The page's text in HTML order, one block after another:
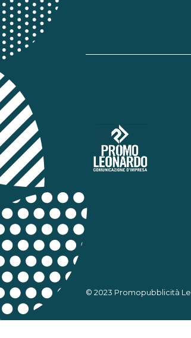
© 2023 Promopubblicità